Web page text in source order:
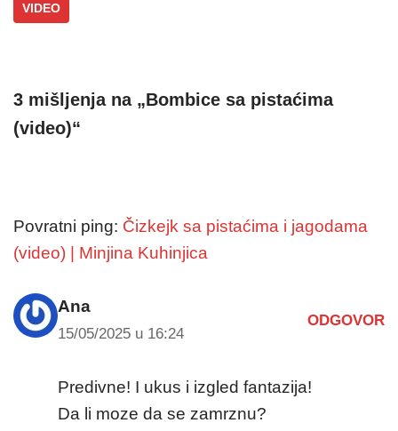
VIDEO
3 mišljenja na „Bombice sa pistaćima
(video)“
Povratni ping: Čizkejk sa pistaćima i jagodama
(video) | Minjina Kuhinjica
Ana
15/05/2025 u 16:24
ODGOVOR
Predivne! I ukus i izgled fantazija!
Da li moze da se zamrznu?